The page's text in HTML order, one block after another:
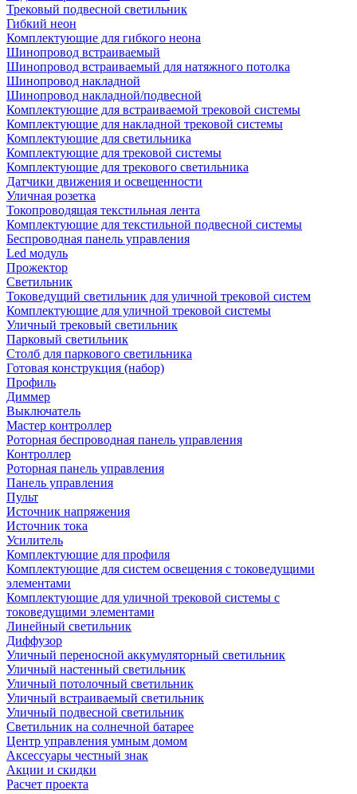
Трековый подвесной светильник
Гибкий неон
Комплектующие для гибкого неона
Шинопровод встраиваемый
Шинопровод встраиваемый для натяжного потолка
Шинопровод накладной
Шинопровод накладной/подвесной
Комплектующие для встраиваемой трековой системы
Комплектующие для накладной трековой системы
Комплектующие для светильника
Комплектующие для трековой системы
Комплектующие для трекового светильника
Датчики движения и освещенности
Уличная розетка
Токопроводящая текстильная лента
Комплектующие для текстильной подвесной системы
Беспроводная панель управления
Led модуль
Прожектор
Светильник
Токоведущий светильник для уличной трековой систем
Комплектующие для уличной трековой системы
Уличный трековый светильник
Парковый светильник
Столб для паркового светильника
Готовая конструкция (набор)
Профиль
Диммер
Выключатель
Мастер контроллер
Роторная беспроводная панель управления
Контроллер
Роторная панель управления
Панель управления
Пульт
Источник напряжения
Источник тока
Усилитель
Комплектующие для профиля
Комплектующие для систем освещения с токоведущими
элементами
Комплектующие для уличной трековой системы с
токоведущими элементами
Линейный светильник
Диффузор
Уличный переносной аккумуляторный светильник
Уличный настенный светильник
Уличный потолочный светильник
Уличный встраиваемый светильник
Уличный подвесной светильник
Светильник на солнечной батарее
Центр управления умным домом
Аксессуары честный знак
Акции и скидки
Расчет проекта